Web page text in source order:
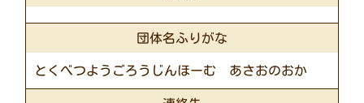
団体名ふりがな
とくべつようごろうじんほーむ あさおのおか